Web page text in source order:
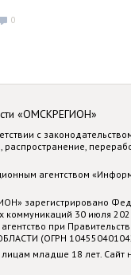
0
«ОМСКРЕГИОН»
с
агентством
зарегистрировано
коммуникаций 30 июля
при
(ОГРН
младше 18 лет. Сайт